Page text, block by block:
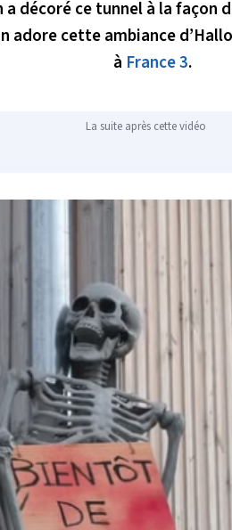
décoré ce tunnel à la façon
adore cette ambiance
à France 3.
La suite après cette vidéo